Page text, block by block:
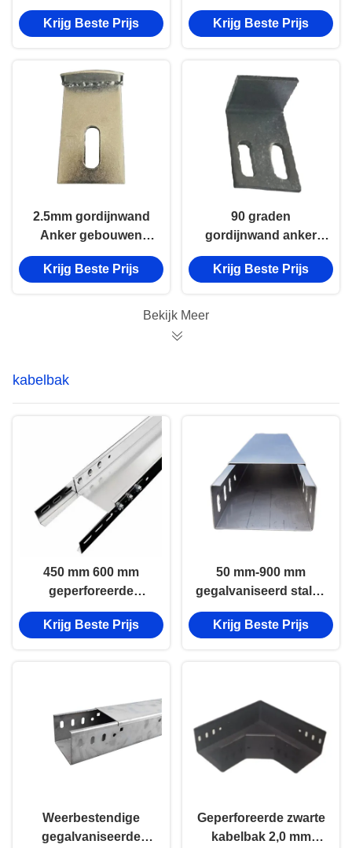
Montage Bracket
Schroef Bevestiging
Krijg Beste Prijs
Gordijnwand
Hardware Poeder
Krijg Beste Prijs
2.5mm gordijnwand
Anker gebouwen
Anker schuur tot
beton
Krijg Beste Prijs
90 graden
gordijnwand anker
gordijnwand hoek
code aanpasbaar
Krijg Beste Prijs
Bekijk Meer
kabelbak
450 mm 600 mm
geperforeerde
kabelbak OEM
aluminium kabelbak
Krijg Beste Prijs
50 mm-900 mm
gegalvaniseerd stalen
kabelbak Industriële
300 mm kabelbak
Krijg Beste Prijs
Weerbestendige
gegalvaniseerde
Geperforeerde zwarte
kabelbak 2,0 mm